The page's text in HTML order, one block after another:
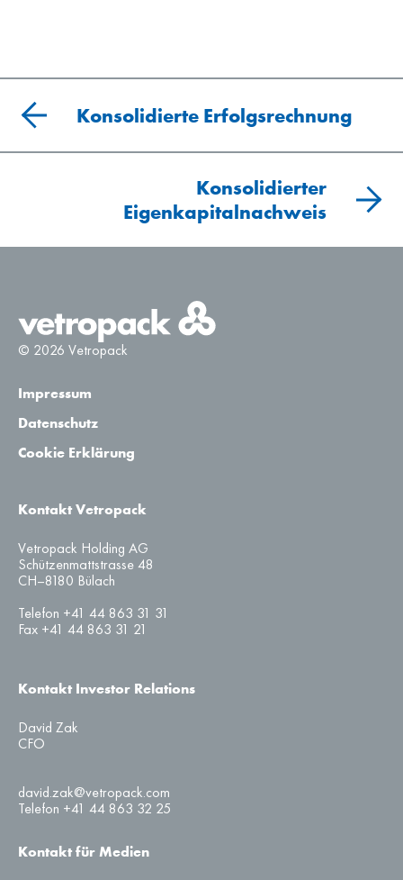
Konsolidierte Erfolgsrechnung
Konsolidierter
Eigenkapitalnachweis
© 2026 Vetropack
Impressum
Datenschutz
Cookie Erklärung
Kontakt Vetropack
Vetropack Holding AG
Schützenmattstrasse 48
CH–8180 Bülach
Telefon +41 44 863 31 31
Fax +41 44 863 31 21
Kontakt Investor Relations
David Zak
CFO
david.zak@vetropack.com
Telefon +41 44 863 32 25
Kontakt für Medien